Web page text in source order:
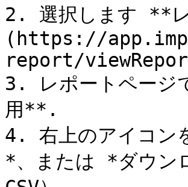
2. 選択します **
(https://
report/
3. レポートページ
用**.
4. 右上のアイコン
*、または *ダウン